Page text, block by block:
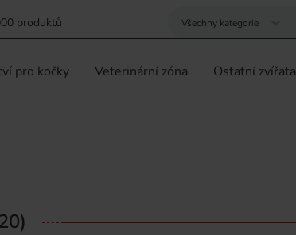
Všechny kategorie
pro kočky Veterinární zóna Ostatní zvířata